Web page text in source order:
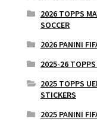
2026 TOPPS
SOCCER
2026 PANINI
2025-26 TOPPS
2025 TOPPS
STICKERS
2025 PANINI